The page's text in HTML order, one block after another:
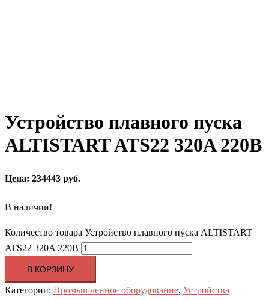
Устройство плавного пуска
ALTISTART ATS22 320A 220В
Цена: 234443 руб.
В наличии!
Количество товара Устройство плавного пуска ALTISTART
ATS22 320A 220В
В КОРЗИНУ
Категории: Промышленное оборудование, Устройства